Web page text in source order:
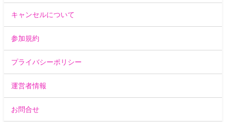
キャンセルについて
参加規約
プライバシーポリシー
運営者情報
お問合せ